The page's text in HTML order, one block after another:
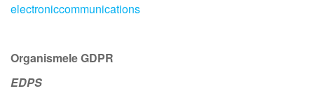
electroniccommunications
Organismele GDPR
EDPS